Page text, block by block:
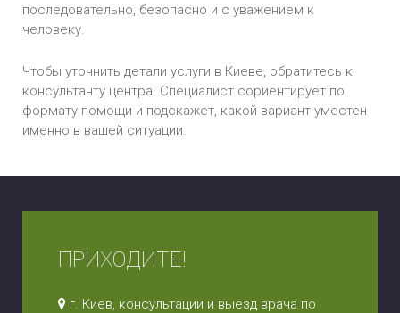
последовательно, безопасно и с уважением к
человеку.
Чтобы уточнить детали услуги в Киеве, обратитесь к
консультанту центра. Специалист сориентирует по
формату помощи и подскажет, какой вариант уместен
именно в вашей ситуации.
ПРИХОДИТЕ!
г. Киев, консультации и выезд врача по